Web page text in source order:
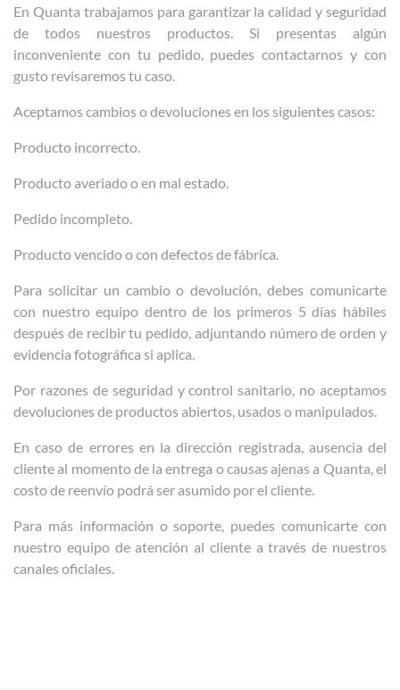
En Quanta trabajamos para garantizar la calidad y seguridad
de todos nuestros productos. Si presentas algún
inconveniente con tu pedido, puedes contactarnos y con
gusto revisaremos tu caso.
Aceptamos cambios o devoluciones en los siguientes casos:
Producto incorrecto.
Producto averiado o en mal estado.
Pedido incompleto.
Producto vencido o con defectos de fábrica.
Para solicitar un cambio o devolución, debes comunicarte
con nuestro equipo dentro de los primeros 5 días hábiles
después de recibir tu pedido, adjuntando número de orden y
evidencia fotográfica si aplica.
Por razones de seguridad y control sanitario, no aceptamos
devoluciones de productos abiertos, usados o manipulados.
En caso de errores en la dirección registrada, ausencia del
cliente al momento de la entrega o causas ajenas a Quanta, el
costo de reenvío podrá ser asumido por el cliente.
Para más información o soporte, puedes comunicarte con
nuestro equipo de atención al cliente a través de nuestros
canales oficiales.